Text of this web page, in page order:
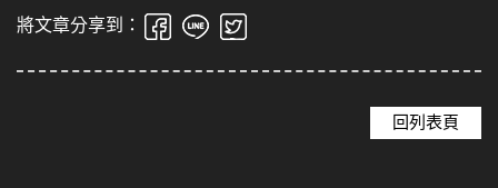
將文章分享到：
回列表頁